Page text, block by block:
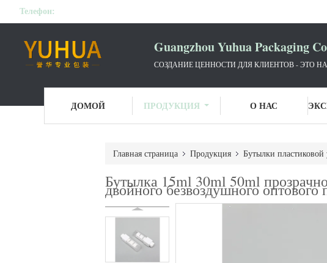
Телефон:
Guangzhou Yuhua Packaging
СОЗДАНИЕ ЦЕННОСТИ ДЛЯ КЛИЕНТОВ - ЭТО
ДОМОЙ ПРОДУКЦИЯ О НАС
Главная страница Продукция Бутылки пластиковой
Бутылка 15ml 30ml 50ml
двойного безвоздушного оптового